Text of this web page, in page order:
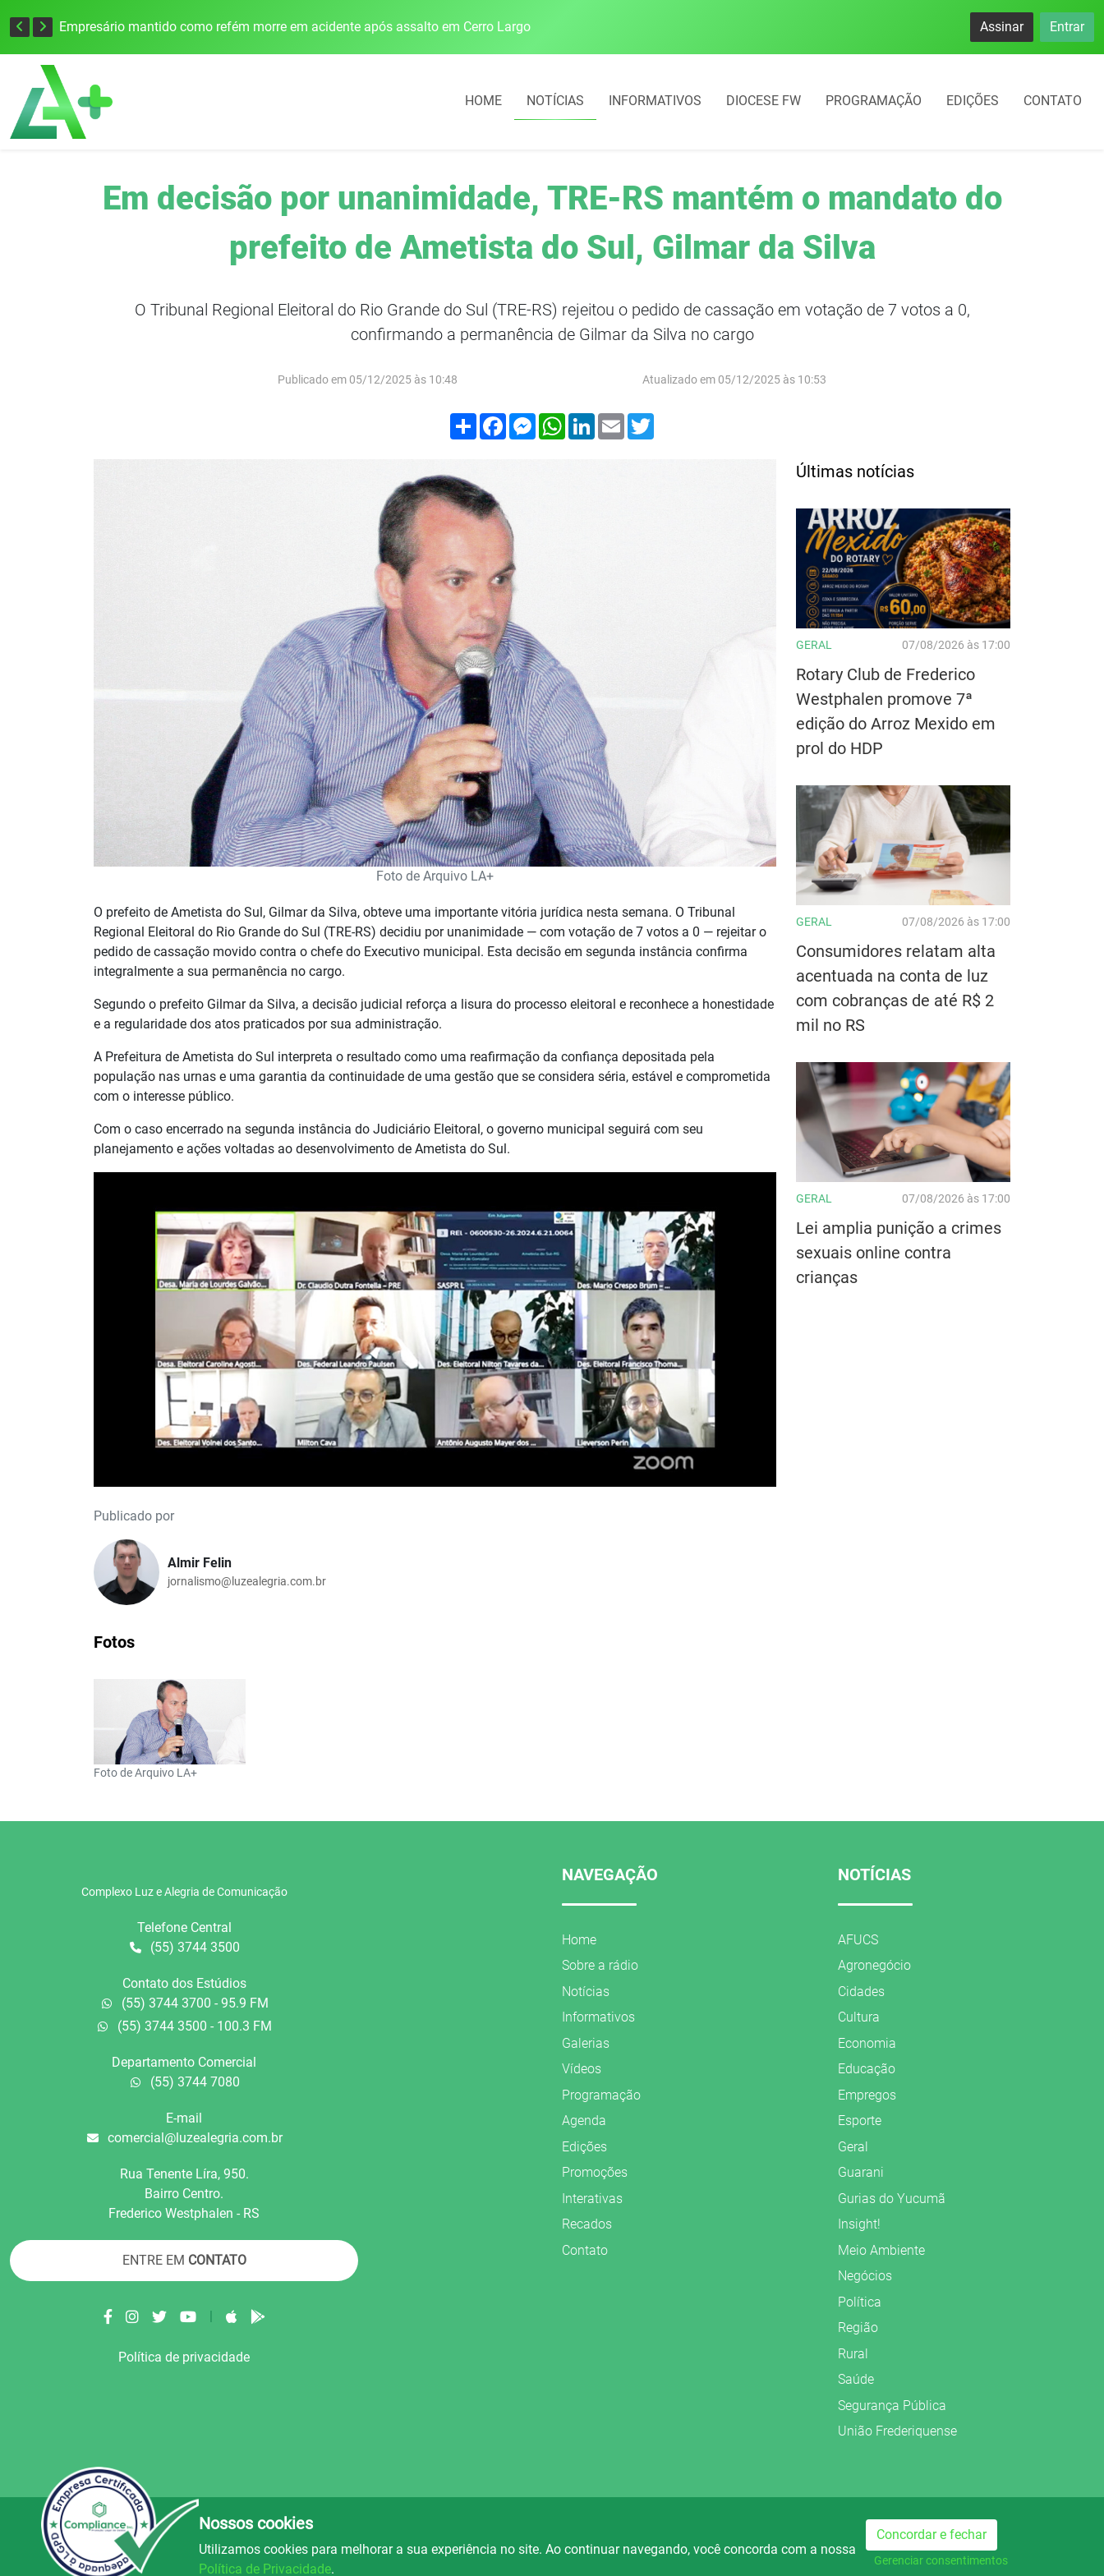
Empresário mantido como refém morre em acidente após assalto em Cerro Largo Cobrança do estacionamento rotativo começará em 10 dias em Frederico
Assinar Entrar
HOME NOTÍCIAS INFORMATIVOS DIOCESE FW PROGRAMAÇÃO EDIÇÕES CONTATO
Em decisão por unanimidade, TRE-RS mantém o mandato do
prefeito de Ametista do Sul, Gilmar da Silva
O Tribunal Regional Eleitoral do Rio Grande do Sul (TRE-RS) rejeitou o pedido de cassação em votação de 7 votos a 0,
confirmando a permanência de Gilmar da Silva no cargo
Publicado em 05/12/2025 às 10:48 Atualizado em 05/12/2025 às 10:53
Compartilhar
FacebookMessenger
WhatsApp
LinkedIn
Email
Foto de Arquivo LA+
O prefeito de Ametista do Sul, Gilmar da Silva, obteve uma importante vitória jurídica nesta semana. O Tribunal
Regional Eleitoral do Rio Grande do Sul (TRE-RS) decidiu por unanimidade — com votação de 7 votos a 0 — rejeitar o
pedido de cassação movido contra o chefe do Executivo municipal. Esta decisão em segunda instância confirma
integralmente a sua permanência no cargo.
Segundo o prefeito Gilmar da Silva, a decisão judicial reforça a lisura do processo eleitoral e reconhece a honestidade
e a regularidade dos atos praticados por sua administração.
A Prefeitura de Ametista do Sul interpreta o resultado como uma reafirmação da confiança depositada pela
população nas urnas e uma garantia da continuidade de uma gestão que se considera séria, estável e comprometida
com o interesse público.
Com o caso encerrado na segunda instância do Judiciário Eleitoral, o governo municipal seguirá com seu
planejamento e ações voltadas ao desenvolvimento de Ametista do Sul.
Publicado por
Almir Felin
jornalismo@luzealegria.com.br
Fotos
Foto de Arquivo LA+
Últimas notícias
GERAL 07/08/2026 às 17:00
Rotary Club de Frederico
Westphalen promove 7ª
edição do Arroz Mexido em
prol do HDP
GERAL 07/08/2026 às 17:00
Consumidores relatam alta
acentuada na conta de luz
com cobranças de até R$ 2
mil no RS
GERAL 07/08/2026 às 17:00
Lei amplia punição a crimes
sexuais online contra
crianças
Complexo Luz e Alegria de Comunicação
Telefone Central
(55) 3744 3500
Contato dos Estúdios
(55) 3744 3700 - 95.9 FM
(55) 3744 3500 - 100.3 FM
Departamento Comercial
(55) 3744 7080
E-mail
comercial@luzealegria.com.br
Rua Tenente Líra, 950.
Bairro Centro.
Frederico Westphalen - RS
ENTRE EM CONTATO
Política de privacidade
NAVEGAÇÃO
Home
Sobre a rádio
Notícias
Informativos
Galerias
Vídeos
Programação
Agenda
Edições
Promoções
Interativas
Recados
Contato
NOTÍCIAS
AFUCS
Agronegócio
Cidades
Cultura
Economia
Educação
Empregos
Esporte
Geral
Guarani
Gurias do Yucumã
Insight!
Meio Ambiente
Negócios
Política
Região
Rural
Saúde
Segurança Pública
União Frederiquense
© Copyright 2022.LA+.Todos os direitos reservados. Preparado no
e Alegria FM 106.5 Rádio Avenida 89.9 Rádio Fortaleza Rádio Ametista Rádio Palmeira FM Rádio Palmeira AM
Nossos cookies
Utilizamos cookies para melhorar a sua experiência no site. Ao continuar navegando, você concorda com a nossa
Política de Privacidade.
Concordar e fechar
Gerenciar consentimentos